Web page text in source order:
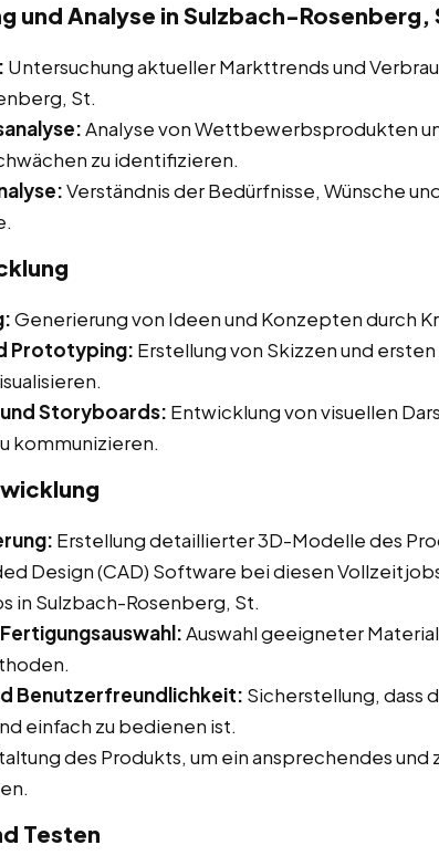
und Analyse in Sulzbach-Rosenberg,
Untersuchung aktueller Markttrends und
St.
Analyse von Wettbewerbsprodukten
zu identifizieren.
Verständnis der Bedürfnisse, Wünsche
Generierung von Ideen und Konzepten durch
Prototyping: Erstellung von Skizzen und
Storyboards: Entwicklung von visuellen
kommunizieren.
Erstellung detaillierter 3D-Modelle des
Design (CAD) Software bei diesen
in Sulzbach-Rosenberg, St.
Auswahl geeigneter
Benutzerfreundlichkeit: Sicherstellung, dass
einfach zu bedienen ist.
des Produkts, um ein ansprechendes und
Testen